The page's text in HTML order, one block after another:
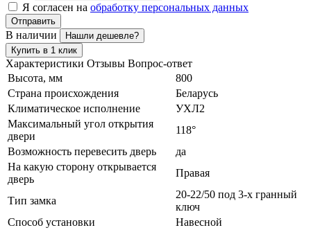
Я согласен на обработку персональных данных
Отправить
В наличии
Нашли дешевле?
Купить в 1 клик
Характеристики Отзывы Вопрос-ответ
Высота, мм
800
Страна происхождения
Беларусь
Климатическое исполнение
УХЛ2
Максимальный угол открытия
двери
118°
Возможность перевесить дверь
да
На какую сторону открывается
дверь
Правая
Тип замка
20-22/50 под 3-х гранный
ключ
Способ установки
Навесной